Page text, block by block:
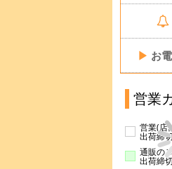
▶ お
営業
営業(店
出荷締
通販の
出荷締